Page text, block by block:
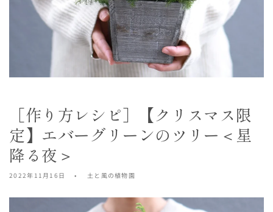
［作り方レシピ］【クリスマス限
定】エバーグリーンのツリー＜星
降る夜＞
2022年11月16日 土と風の植物園